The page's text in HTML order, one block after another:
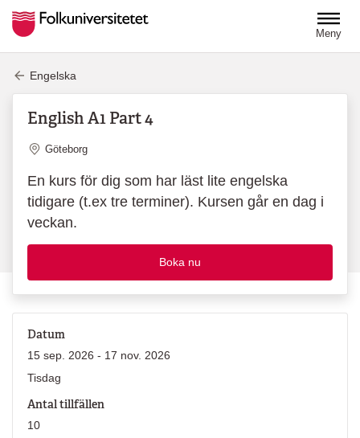
Meny
Engelska
English A1 Part 4
Plats
Göteborg
En kurs för dig som har läst lite engelska
tidigare (t.ex tre terminer). Kursen går en dag i
veckan.
Boka nu
Datum
15 sep. 2026 - 17 nov. 2026
Tisdag
Antal tillfällen
10